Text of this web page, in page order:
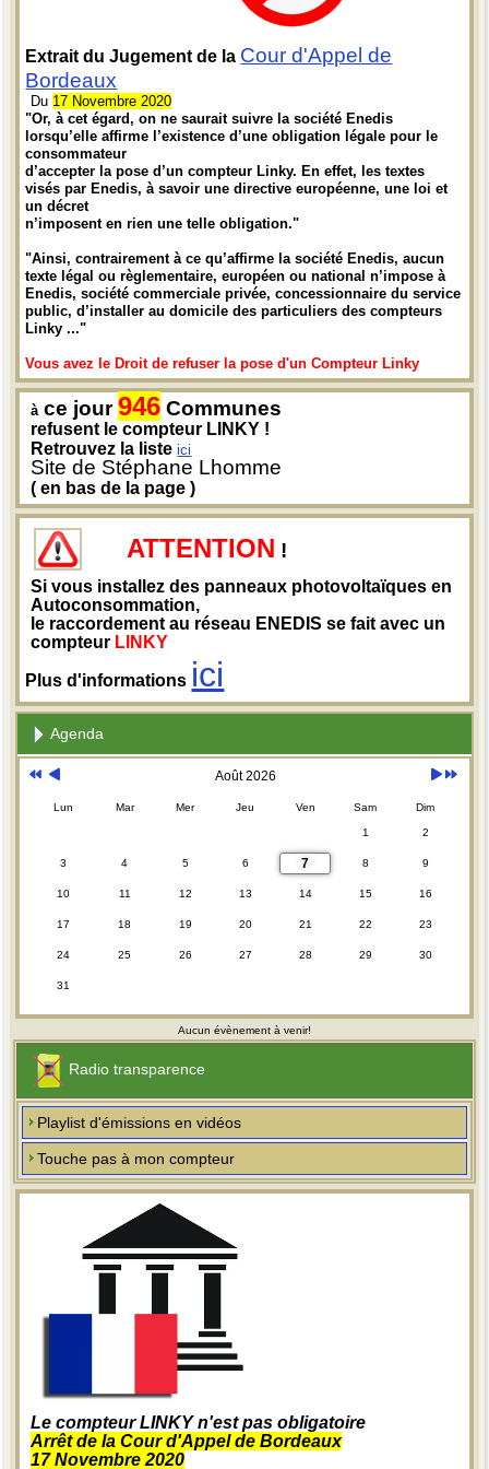
Extrait du Jugement de la Cour d'Appel de
Bordeaux
Du 17 Novembre 2020
"Or, à cet égard, on ne saurait suivre la société Enedis
lorsqu’elle affirme l’existence d’une obligation légale pour le
consommateur
d’accepter la pose d’un compteur Linky. En effet, les textes
visés par Enedis, à savoir une directive européenne, une loi et
un décret
n’imposent en rien une telle obligation."
"Ainsi, contrairement à ce qu’affirme la société Enedis, aucun
texte légal ou règlementaire, européen ou national n’impose à
Enedis, société commerciale privée, concessionnaire du service
public, d’installer au domicile des particuliers des compteurs
Linky ..."
Vous avez le Droit de refuser la pose d'un Compteur Linky
à ce jour946 Communes
refusent le compteur LINKY !
Retrouvez la listeici
Site de Stéphane Lhomme
( en bas de la page )
ATTENTION !
Si vous installez des panneaux photovoltaïques en
Autoconsommation,
le raccordement au réseau ENEDIS se fait avec un
compteur LINKY
Plus d'informations ici
Agenda
Août 2026
Lun Mar Mer Jeu Ven Sam Dim
1 2
3 4 5 6 7 8 9
10 11 12 13 14 15 16
17 18 19 20 21 22 23
24 25 26 27 28 29 30
31
Aucun évènement à venir!
Radio transparence
Playlist d'émissions en vidéos
Touche pas à mon compteur
Le compteur LINKY n'est pas obligatoire
Arrêt de la Cour d'Appel de Bordeaux
17 Novembre 2020